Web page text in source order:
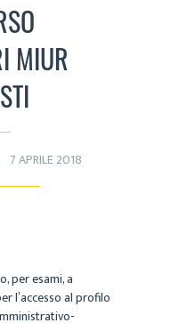
MIUR
7 APRILE 2018
per esami, a
l’accesso al profilo